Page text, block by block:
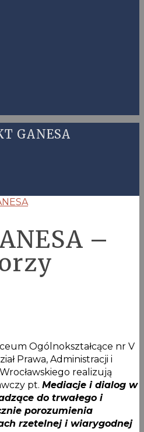
GANESA
–
Ogólnokształcące nr V
Prawa, Administracji i
realizują
pt. Mediacje i dialog w
do trwałego i
porozumienia
rzetelnej i wiarygodnej